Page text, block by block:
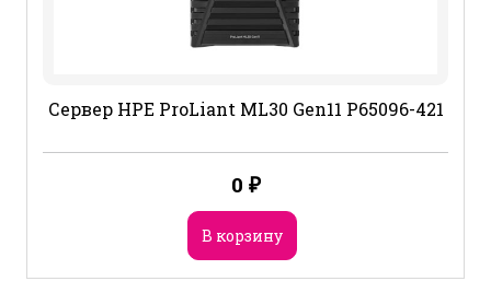
Сервер HPE ProLiant ML30 Gen11 P65096-421
0 ₽
В корзину